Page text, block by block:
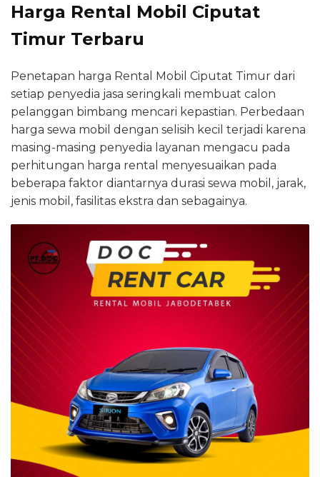
Harga Rental Mobil Ciputat
Timur Terbaru
Penetapan harga Rental Mobil Ciputat Timur dari
setiap penyedia jasa seringkali membuat calon
pelanggan bimbang mencari kepastian. Perbedaan
harga sewa mobil dengan selisih kecil terjadi karena
masing-masing penyedia layanan mengacu pada
perhitungan harga rental menyesuaikan pada
beberapa faktor diantarnya durasi sewa mobil, jarak,
jenis mobil, fasilitas ekstra dan sebagainya.